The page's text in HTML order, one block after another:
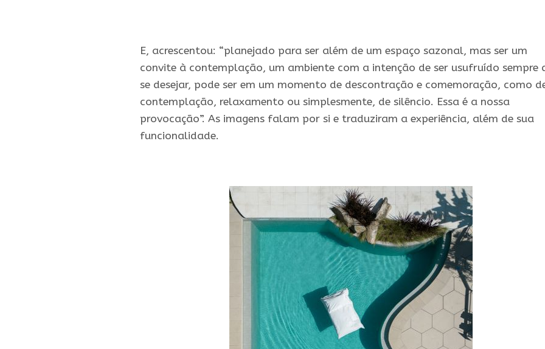
E, acrescentou: “planejado para ser além de um espaço sazonal, mas ser um
convite à contemplação, um ambiente com a intenção de ser usufruído sempre
se desejar, pode ser em um momento de descontração e comemoração, como
contemplação, relaxamento ou simplesmente, de silêncio. Essa é a nossa
provocação”. As imagens falam por si e traduziram a experiência, além de sua
funcionalidade.